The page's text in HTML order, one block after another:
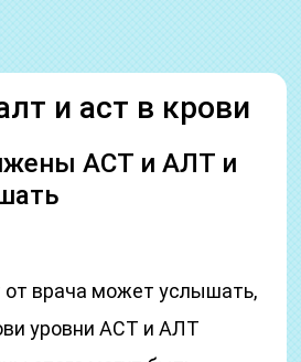
и аст в крови
АСТ и АЛТ и
от врача может услышать,
уровни АСТ и АЛТ